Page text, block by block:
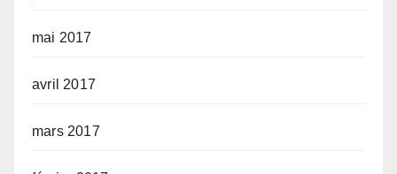
mai 2017
avril 2017
mars 2017